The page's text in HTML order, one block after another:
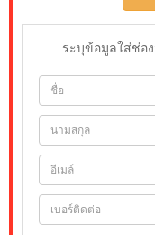
ระบุข้อมูลใส่ช่อง